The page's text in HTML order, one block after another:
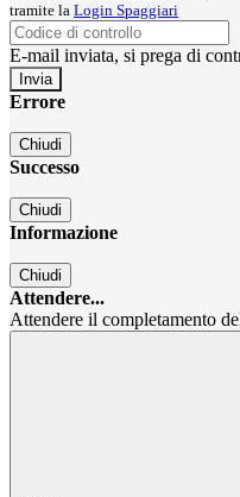
tramite la Login Spaggiari
E-mail inviata, si prega di
Errore
Chiudi
Successo
Chiudi
Informazione
Chiudi
Attendere...
Attendere il completamento